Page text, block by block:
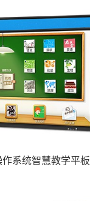
系统智慧教学平板